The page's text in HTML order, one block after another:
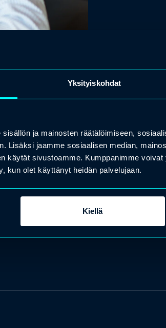
Yksityiskohdat
ja mainosten räätälöimiseen,
Lisäksi jaamme sosiaalisen median,
käytät sivustoamme. Kumppanimme
kun olet käyttänyt heidän palvelujaan.
Kiellä